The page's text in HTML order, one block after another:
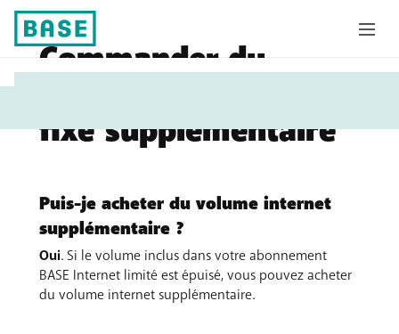
Commander du
fixe supplémentaire
Puis-je acheter du volume internet
supplémentaire ?
Oui. Si le volume inclus dans votre abonnement
BASE Internet limité est épuisé, vous pouvez acheter
du volume internet supplémentaire.